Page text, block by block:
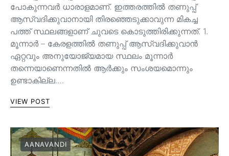
പോകുന്നവർ ധാരാളമാണ്. ഇത്തരത്തിൽ തണുപ്പ്
ആസ്വദിക്കുവാനായി തിരഞ്ഞെടുക്കാവുന്ന മികച്ച
പത്ത് സ്ഥലങ്ങളാണ് ചുവടെ കൊടുത്തിരിക്കുന്നത്. 1.
മൂന്നാർ – കേരളത്തിൽ തണുപ്പ് ആസ്വദിക്കുവാൻ
ഏറ്റവും അനുയോജ്യമായ സ്ഥലം മൂന്നാർ
തന്നെയാണെന്നതിൽ ആർക്കും സംശയമൊന്നും
ഉണ്ടാകില്ല.…
VIEW POST
AANAVANDI